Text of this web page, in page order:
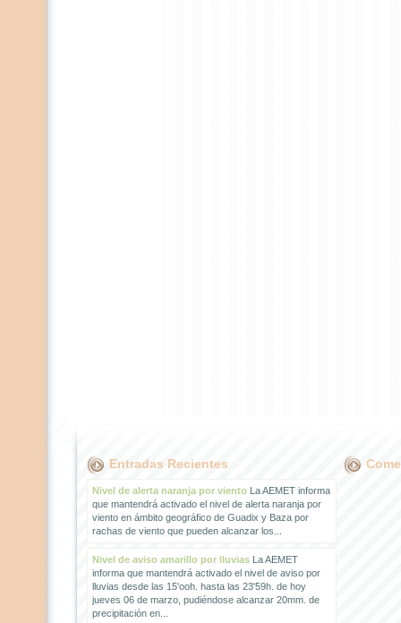
Entradas Recientes
Nivel de alerta naranja por vientoLa AEMET informa
que mantendrá activado el nivel de alerta naranja por
viento en ámbito geográfico de Guadix y Baza por
rachas de viento que pueden alcanzar los...
Nivel de aviso amarillo por lluviasLa AEMET
informa que mantendrá activado el nivel de aviso por
lluvias desde las 15'ooh. hasta las 23'59h. de hoy
jueves 06 de marzo, pudiéndose alcanzar 20mm. de
precipitación en...